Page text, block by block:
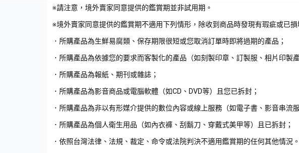
※請注意，境外賣家同意提供的鑑賞期並非試用期。
※境外賣家同意提供的鑑賞期不適用下列情形，除收到商品時發現有瑕疵或已
．所購產品為生鮮易腐類、保存期限很短或您取消訂單時即將過期的產品；
．所購產品為依據您的要求而客製化的產品（如刻製印章、訂製服、相片印製
．所購產品為報紙、期刊或雜誌；
．所購產品為影音商品或電腦軟體（如CD、DVD等）且您已拆封；
．所購產品為非以有形媒介提供的數位內容或線上服務（如電子書、影音串
．所購產品為個人衛生用品（如內衣褲、刮鬍刀、穿戴式美甲等）且已拆封；
．依照台灣法律、法規、裁定、命令或法院判決不適用鑑賞期的任何其他情況